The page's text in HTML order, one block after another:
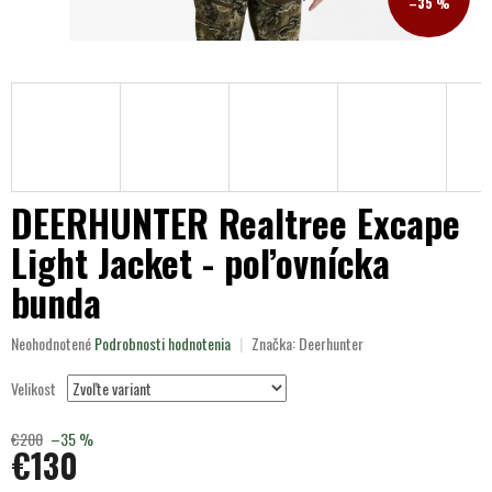
DEERHUNTER Realtree Excape
Light Jacket - poľovnícka
bunda
Priemerné
produktu
z
5
NeohodnotenéPodrobnosti hodnotenia Značka:Deerhunter
Velikost
€200 –35 %
€130